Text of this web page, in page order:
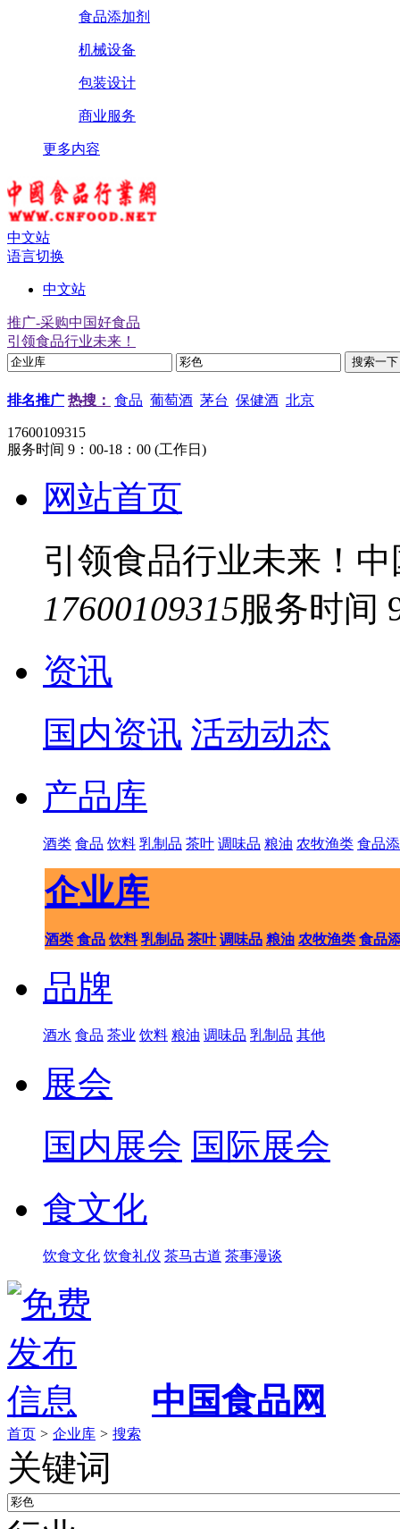
食品添加剂
机械设备
包装设计
商业服务
更多内容
中文站
语言切换
中文站
推广-采购中国好食品
引领食品行业未来！
排名推广 热搜： 食品 葡萄酒 茅台 保健酒 北京
17600109315
服务时间 9：00-18：00 (工作日)
网站首页
引领食品行业未来！
17600109315服务时间
资讯
国内资讯 活动动态
产品库
酒类 食品 饮料 乳制品 茶叶 调味品 粮油 农牧渔类 食品
企业库
酒类 食品 饮料 乳制品 茶叶 调味品 粮油 农牧渔类 食品
品牌
酒水 食品 茶业 饮料 粮油 调味品 乳制品 其他
展会
国内展会 国际展会
食文化
饮食文化 饮食礼仪 茶马古道 茶事漫谈
中国食品网
首页 > 企业库 > 搜索
关键词